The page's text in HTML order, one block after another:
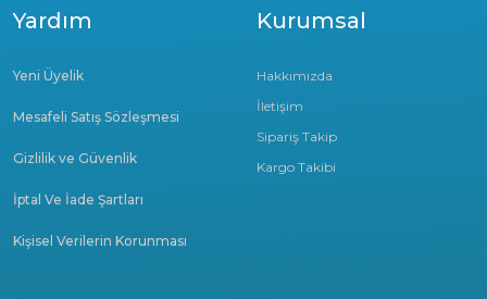
Kurumsal
Hakkımızda
İletişim
Sipariş Takip
Kargo Takibi
Yardım
Yeni Üyelik
Mesafeli Satış Sözleşmesi
Gizlilik ve Güvenlik
İptal Ve İade Şartları
Kişisel Verilerin Korunması